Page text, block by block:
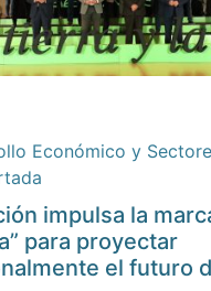
Económico y
impulsa la
para proyectar
el futuro